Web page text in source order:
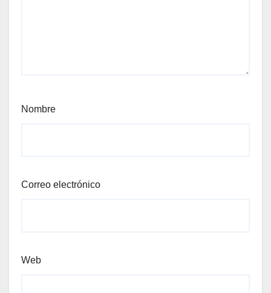
Nombre
Correo electrónico
Web